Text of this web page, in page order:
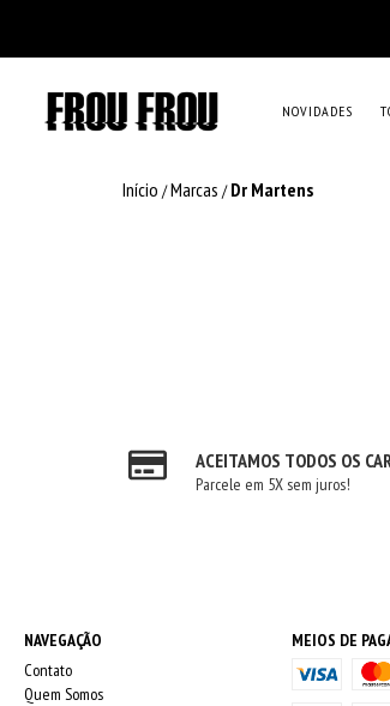
NOVIDADES
Início /Marcas / Dr Martens
ACEITAMOS TODOS OS
Parcele em 5X sem juros!
NAVEGAÇÃO
Contato
Quem Somos
MEIOS DE